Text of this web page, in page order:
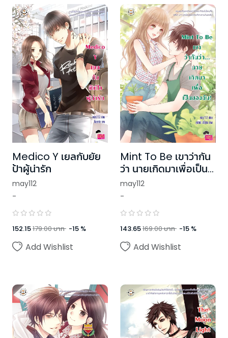
Medico Y เยลกับยัย
ป้าผู้น่ารัก
may112
-
152.15179.00บาท -15 %
Add Wishlist
Mint To Be เขาว่ากัน
ว่า นายเกิดมาเพื่อเป็น
ของฉัน!
may112
-
143.65169.00บาท -15 %
Add Wishlist